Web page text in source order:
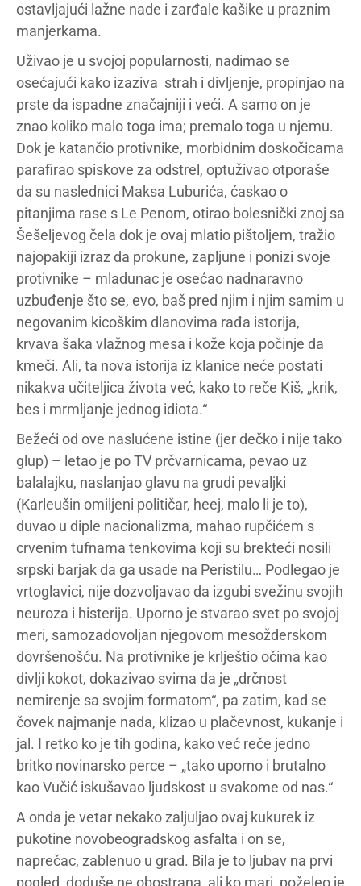
ostavljajući lažne nade i zarđale kašike u praznim
manjerkama.
Uživao je u svojoj popularnosti, nadimao se
osećajući kako izaziva strah i divljenje, propinjao na
prste da ispadne značajniji i veći. A samo on je
znao koliko malo toga ima; premalo toga u njemu.
Dok je katančio protivnike, morbidnim doskočicama
parafirao spiskove za odstrel, optuživao otporaše
da su naslednici Maksa Luburića, ćaskao o
pitanjima rase s Le Penom, otirao bolesnički znoj sa
Šešeljevog čela dok je ovaj mlatio pištoljem, tražio
najopakiji izraz da prokune, zapljune i ponizi svoje
protivnike – mladunac je osećao nadnaravno
uzbuđenje što se, evo, baš pred njim i njim samim u
negovanim kicoškim dlanovima rađa istorija,
krvava šaka vlažnog mesa i kože koja počinje da
kmeči. Ali, ta nova istorija iz klanice neće postati
nikakva učiteljica života već, kako to reče Кiš, „krik,
bes i mrmljanje jednog idiota.“
Bežeći od ove naslućene istine (jer dečko i nije tako
glup) – letao je po TV prčvarnicama, pevao uz
balalajku, naslanjao glavu na grudi pevaljki
(Karleušin omiljeni političar, heej, malo li je to),
duvao u diple nacionalizma, mahao rupčićem s
crvenim tufnama tenkovima koji su brekteći nosili
srpski barjak da ga usade na Peristilu… Podlegao je
vrtoglavici, nije dozvoljavao da izgubi svežinu svojih
neuroza i histerija. Uporno je stvarao svet po svojoj
meri, samozadovoljan njegovom mesožderskom
dovršenošću. Na protivnike je krlještio očima kao
divlji kokot, dokazivao svima da je „drčnost
nemirenje sa svojim formatom“, pa zatim, kad se
čovek najmanje nada, klizao u plačevnost, kukanje i
jal. I retko ko je tih godina, kako već reče jedno
britko novinarsko perce – „tako uporno i brutalno
kao Vučić iskušavao ljudskost u svakome od nas.“
A onda je vetar nekako zaljuljao ovaj kukurek iz
pukotine novobeogradskog asfalta i on se,
naprečac, zablenuo u grad. Bila je to ljubav na prvi
pogled, doduše ne obostrana, ali ko mari, poželeo je